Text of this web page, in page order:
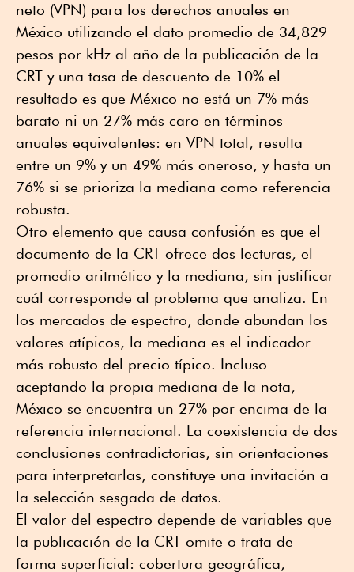
neto (VPN) para los derechos anuales en
México utilizando el dato promedio de 34,829
pesos por kHz al año de la publicación de la
CRT y una tasa de descuento de 10% el
resultado es que México no está un 7% más
barato ni un 27% más caro en términos
anuales equivalentes: en VPN total, resulta
entre un 9% y un 49% más oneroso, y hasta un
76% si se prioriza la mediana como referencia
robusta.
Otro elemento que causa confusión es que el
documento de la CRT ofrece dos lecturas, el
promedio aritmético y la mediana, sin justificar
cuál corresponde al problema que analiza. En
los mercados de espectro, donde abundan los
valores atípicos, la mediana es el indicador
más robusto del precio típico. Incluso
aceptando la propia mediana de la nota,
México se encuentra un 27% por encima de la
referencia internacional. La coexistencia de dos
conclusiones contradictorias, sin orientaciones
para interpretarlas, constituye una invitación a
la selección sesgada de datos.
El valor del espectro depende de variables que
la publicación de la CRT omite o trata de
forma superficial: cobertura geográfica,